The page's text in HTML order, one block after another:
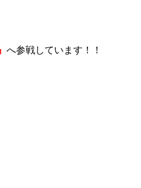
へ参戦しています！！